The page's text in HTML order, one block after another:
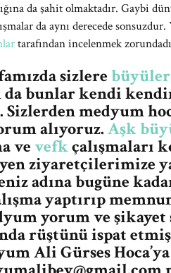
da şahit olmaktadır. Gaybi
da aynı derecede
tarafından incelenmek
sizlerebüyüler
da bunlar kendi
medyum
alıyoruz.Aşk
vevefkçalışmaları
ziyaretçilerimize
adına bugüne
yaptırıp
yorum ve şikayet
rüştünü ispat
Ali Gürses Hoca’ya